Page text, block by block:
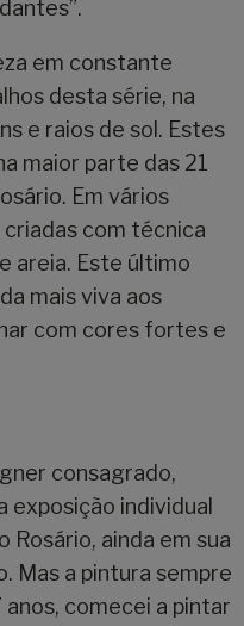
em constante
desta série, na
e raios de sol. Estes
maior parte das 21
Em vários
com técnica
areia. Este último
mais viva aos
com cores fortes e
consagrado,
exposição individual
Rosário, ainda em sua
Mas a pintura sempre
anos, comecei a pintar